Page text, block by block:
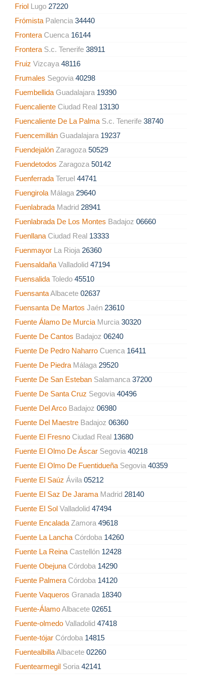
Friol Lugo 27220
Frómista Palencia 34440
Frontera Cuenca 16144
Frontera S.c. Tenerife 38911
Fruiz Vizcaya 48116
Frumales Segovia 40298
Fuembellida Guadalajara 19390
Fuencaliente Ciudad Real 13130
Fuencaliente De La Palma S.c. Tenerife 38740
Fuencemillán Guadalajara 19237
Fuendejalón Zaragoza 50529
Fuendetodos Zaragoza 50142
Fuenferrada Teruel 44741
Fuengirola Málaga 29640
Fuenlabrada Madrid 28941
Fuenlabrada De Los Montes Badajoz 06660
Fuenllana Ciudad Real 13333
Fuenmayor La Rioja 26360
Fuensaldaña Valladolid 47194
Fuensalida Toledo 45510
FuensantaAlbacete 02637
Fuensanta De Martos Jaén 23610
Fuente Álamo De Murcia Murcia 30320
Fuente De Cantos Badajoz 06240
Fuente De Pedro Naharro Cuenca 16411
Fuente De Piedra Málaga 29520
Fuente De San Esteban Salamanca 37200
Fuente De Santa Cruz Segovia 40496
Fuente Del Arco Badajoz 06980
Fuente Del Maestre Badajoz 06360
Fuente El Fresno Ciudad Real 13680
Fuente El Olmo De Áscar Segovia 40218
Fuente El Olmo De Fuentidueña Segovia 40359
Fuente El Saúz Ávila 05212
Fuente El Saz De Jarama Madrid 28140
Fuente El Sol Valladolid 47494
Fuente Encalada Zamora 49618
Fuente La Lancha Córdoba 14260
Fuente La Reina Castellón 12428
Fuente Obejuna Córdoba 14290
Fuente Palmera Córdoba 14120
Fuente Vaqueros Granada 18340
Fuente-ÁlamoAlbacete 02651
Fuente-olmedo Valladolid 47418
Fuente-tójar Córdoba 14815
FuentealbillaAlbacete 02260
Fuentearmegil Soria 42141